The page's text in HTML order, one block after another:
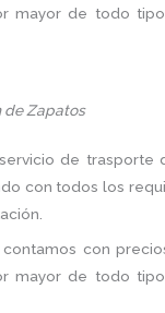
mayor de todo
de Zapatos
de trasporte
con todos los
con
mayor de todo